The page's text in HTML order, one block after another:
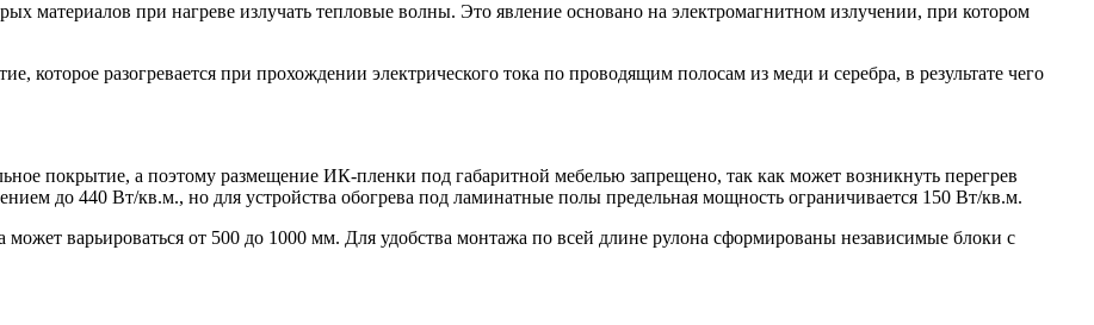
материалов при нагреве излучать тепловые волны. Это явление основано на электромагнитном излучении, при котором
которое разогревается при прохождении электрического тока по проводящим полосам из меди и серебра, в результате чего
покрытие, а поэтому размещение ИК-пленки под габаритной мебелью запрещено, так как может возникнуть перегрев
до 440 Вт/кв.м., но для устройства обогрева под ламинатные полы предельная мощность ограничивается 150 Вт/кв.м.
варьироваться от 500 до 1000 мм. Для удобства монтажа по всей длине рулона сформированы независимые блоки с